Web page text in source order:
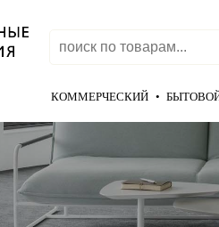
КОММЕРЧЕСКИЙ •